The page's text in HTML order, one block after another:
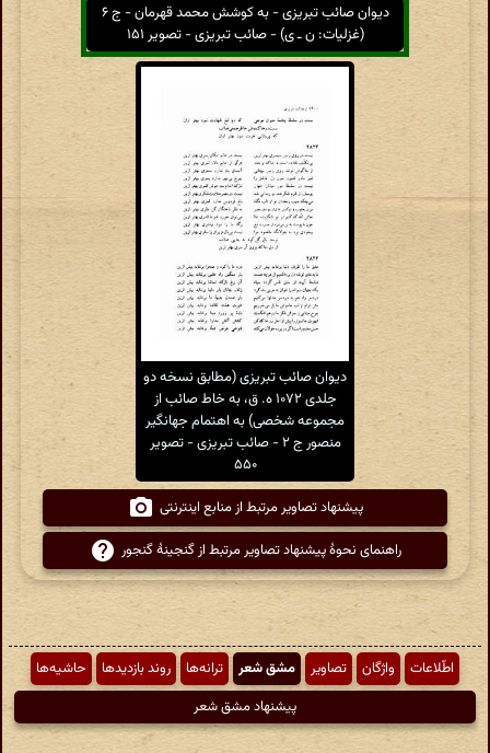
دیوان صائب تبریزی - به کوشش محمد قهرمان - ج ۶
(غزلیات: ن ـ ی) - صائب تبریزی - تصویر ۱۵۱
دیوان صائب تبریزی (مطابق نسخه دو
جلدی ۱۰۷۲ ه. ق، به خاط صائب از
مجموعه شخصی) به اهتمام جهانگیر
منصور ج ۲ - صائب تبریزی - تصویر
۵۵۰
پیشنهاد تصاویر مرتبط از منابع اینترنتی
راهنمای نحوهٔ پیشنهاد تصاویر مرتبط از گنجینهٔ گنجور
اطّلاعات واژگان تصاویر مشق شعر ترانه‌ها روند بازدیدها
حاشیه‌ها
پیشنهاد مشق شعر